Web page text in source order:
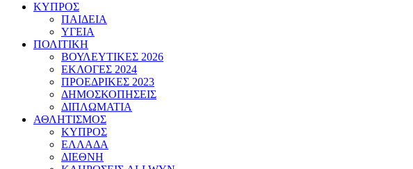
ΚΥΠΡΟΣ
ΠΑΙΔΕΙΑ
ΥΓΕΙΑ
ΠΟΛΙΤΙΚΗ
ΒΟΥΛΕΥΤΙΚΕΣ 2026
ΕΚΛΟΓΕΣ 2024
ΠΡΟΕΔΡΙΚΕΣ 2023
ΔΗΜΟΣΚΟΠΗΣΕΙΣ
ΔΙΠΛΩΜΑΤΙΑ
ΑΘΛΗΤΙΣΜΟΣ
ΚΥΠΡΟΣ
ΕΛΛΑΔΑ
ΔΙΕΘΝΗ